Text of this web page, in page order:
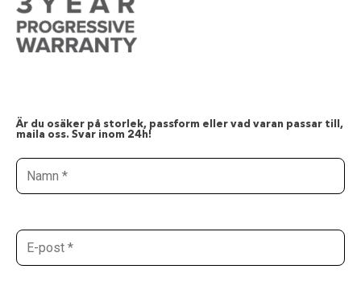
Är du osäker på storlek, passform eller vad varan passar till,
maila oss. Svar inom 24h!